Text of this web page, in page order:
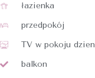
łazienka
przedpokój
TV w pokoju
balkon